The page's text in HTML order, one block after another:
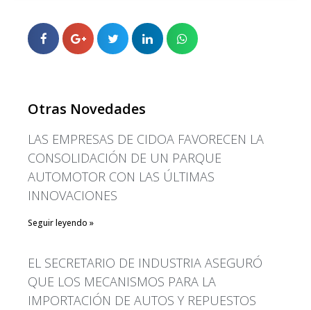
aumentada y los autos
autónomos en 2019?
Noruega establece un nuevo
Alfa Romeo
Otras Novedades
LAS EMPRESAS DE CIDOA FAVORECEN LA
CONSOLIDACIÓN DE UN PARQUE
AUTOMOTOR CON LAS ÚLTIMAS
INNOVACIONES
Seguir leyendo »
EL SECRETARIO DE INDUSTRIA ASEGURÓ
QUE LOS MECANISMOS PARA LA
IMPORTACIÓN DE AUTOS Y REPUESTOS